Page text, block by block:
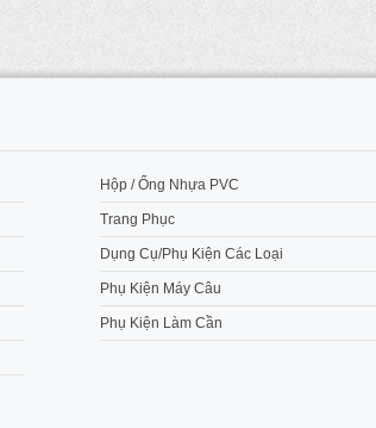
Hộp / Ống Nhựa PVC
Trang Phục
Dụng Cụ/Phụ Kiện Các Loại
Phụ Kiện Máy Câu
Phụ Kiện Làm Cần